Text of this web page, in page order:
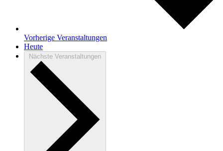
Vorherige Veranstaltungen
Heute
Nächste Veranstaltungen